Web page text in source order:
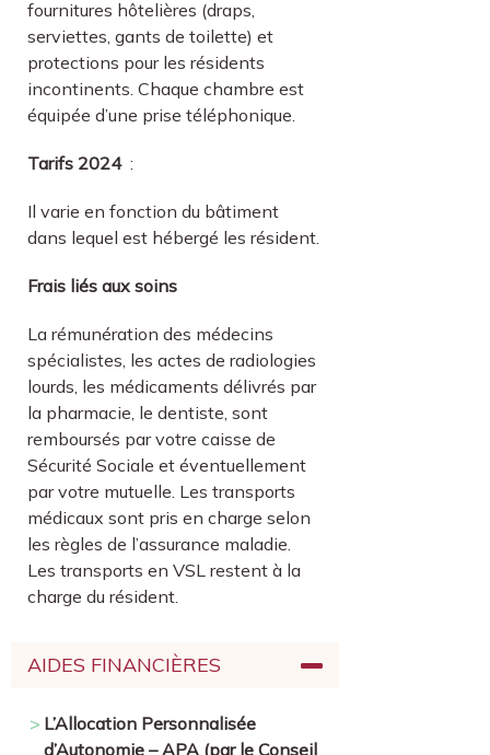
fournitures hôtelières (draps,
serviettes, gants de toilette) et
protections pour les résidents
incontinents. Chaque chambre est
équipée d’une prise téléphonique.
Tarifs 2024 :
Il varie en fonction du bâtiment
dans lequel est hébergé les résident.
Frais liés aux soins
La rémunération des médecins
spécialistes, les actes de radiologies
lourds, les médicaments délivrés par
la pharmacie, le dentiste, sont
remboursés par votre caisse de
Sécurité Sociale et éventuellement
par votre mutuelle. Les transports
médicaux sont pris en charge selon
les règles de l’assurance maladie.
Les transports en VSL restent à la
charge du résident.
AIDES FINANCIÈRES
L’Allocation Personnalisée
d’Autonomie – APA (par le Conseil